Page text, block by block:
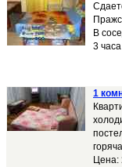
В
3
1
Цена: